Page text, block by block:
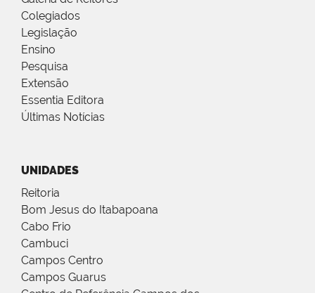
Colegiados
Legislação
Ensino
Pesquisa
Extensão
Essentia Editora
Últimas Notícias
UNIDADES
Reitoria
Bom Jesus do Itabapoana
Cabo Frio
Cambuci
Campos Centro
Campos Guarus